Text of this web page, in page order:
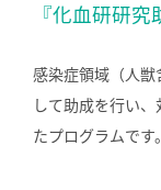
『化血研研究
感染症領域（人
して助成を行い
たプログラムです。